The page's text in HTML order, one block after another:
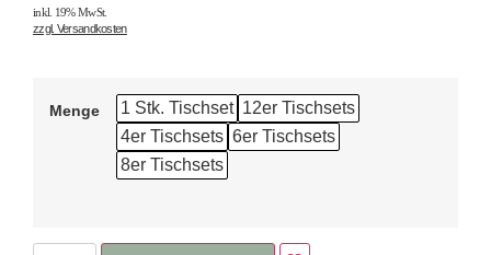
inkl. 19% MwSt.
zzgl. Versandkosten
Menge 1 Stk. Tischset 12er Tischsets
4er Tischsets 6er Tischsets
8er Tischsets